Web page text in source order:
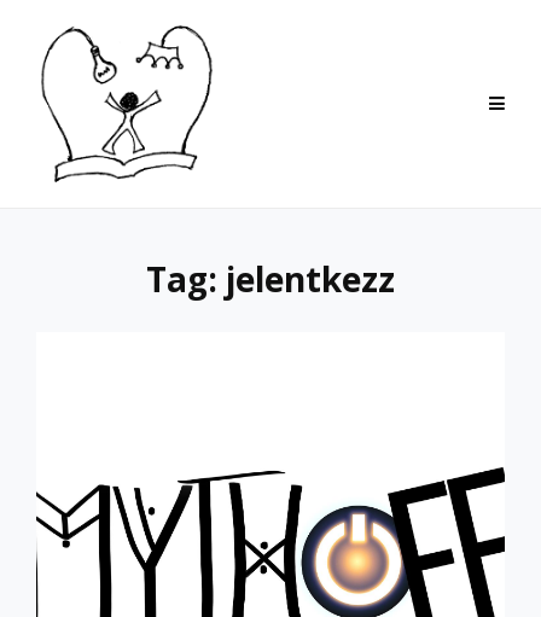
content
Tag: jelentkezz